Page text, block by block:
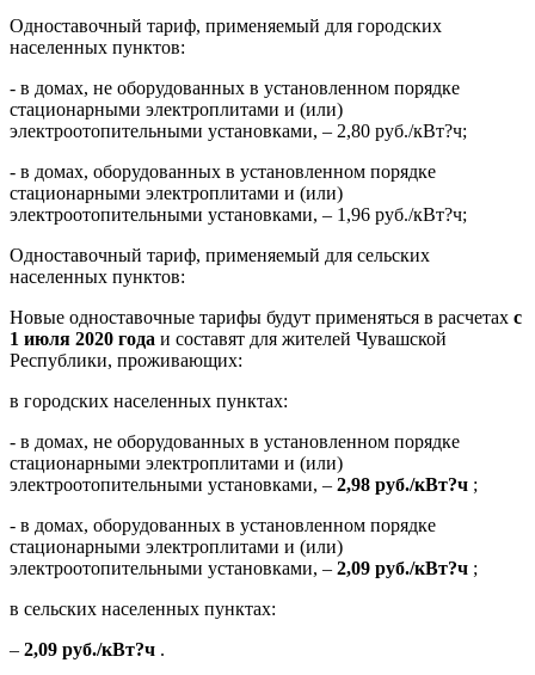
Одноставочный тариф, применяемый для городских
населенных пунктов:
- в домах, не оборудованных в установленном порядке
стационарными электроплитами и (или)
электроотопительными установками, – 2,80 руб./кВт?ч;
- в домах, оборудованных в установленном порядке
стационарными электроплитами и (или)
электроотопительными установками, – 1,96 руб./кВт?ч;
Одноставочный тариф, применяемый для сельских
населенных пунктов:
Новые одноставочные тарифы будут применяться в расчетах с
1 июля 2020 года и составят для жителей Чувашской
Республики, проживающих:
в городских населенных пунктах:
- в домах, не оборудованных в установленном порядке
стационарными электроплитами и (или)
электроотопительными установками, – 2,98 руб./кВт?ч ;
- в домах, оборудованных в установленном порядке
стационарными электроплитами и (или)
электроотопительными установками, – 2,09 руб./кВт?ч ;
в сельских населенных пунктах:
– 2,09 руб./кВт?ч .